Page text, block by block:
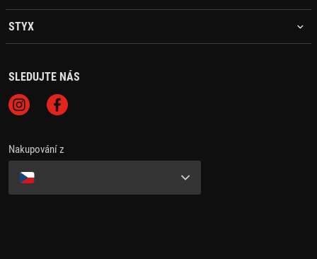
STYX
SLEDUJTE NÁS
Nakupování z